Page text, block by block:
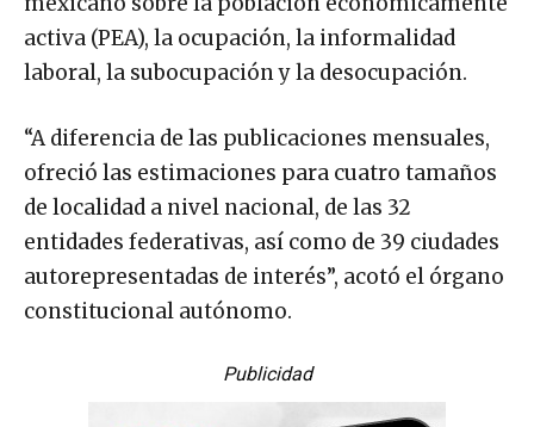
activa (PEA), la ocupación, la informalidad
laboral, la subocupación y la desocupación.
“A diferencia de las publicaciones mensuales,
ofreció las estimaciones para cuatro tamaños
de localidad a nivel nacional, de las 32
entidades federativas, así como de 39 ciudades
autorepresentadas de interés”, acotó el órgano
constitucional autónomo.
Publicidad